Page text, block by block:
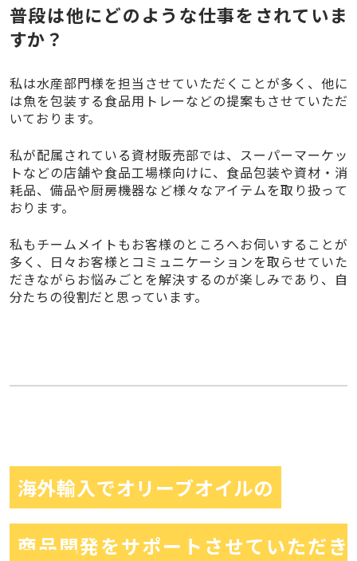
普段は他にどのような仕事をされていま
すか？
私は水産部門様を担当させていただくことが多く、他に
は魚を包装する食品用トレーなどの提案もさせていただ
いております。
私が配属されている資材販売部では、スーパーマーケッ
トなどの店舗や食品工場様向けに、食品包装や資材・消
耗品、備品や厨房機器など様々なアイテムを取り扱って
おります。
私もチームメイトもお客様のところへお伺いすることが
多く、日々お客様とコミュニケーションを取らせていた
だきながらお悩みごとを解決するのが楽しみであり、自
分たちの役割だと思っています。
海外輸入でオリーブオイルの
商品開発をサポートさせていただき